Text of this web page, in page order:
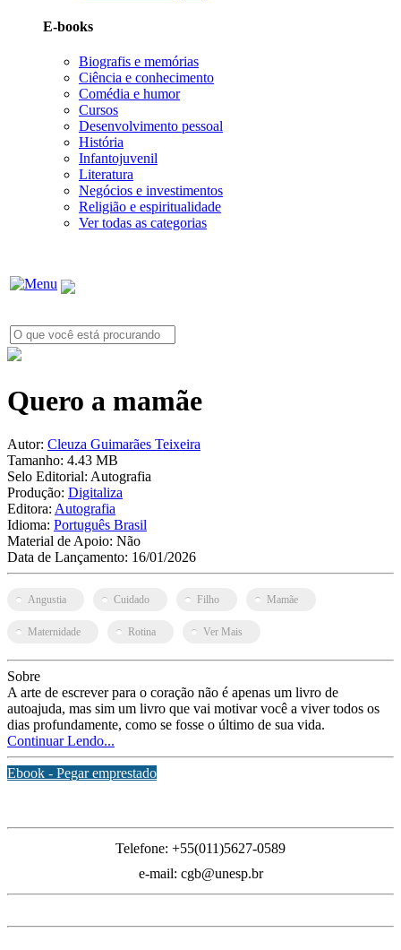
E-books
Biografis e memórias
Ciência e conhecimento
Comédia e humor
Cursos
Desenvolvimento pessoal
História
Infantojuvenil
Literatura
Negócios e investimentos
Religião e espiritualidade
Ver todas as categorias
Quero a mamãe
Autor: Cleuza Guimarães Teixeira
Tamanho: 4.43 MB
Selo Editorial: Autografia
Produção: Digitaliza
Editora: Autografia
Idioma: Português Brasil
Material de Apoio: Não
Data de Lançamento: 16/01/2026
Angustia Cuidado Filho Mamãe
Maternidade Rotina Ver Mais
Sobre
A arte de escrever para o coração não é apenas um livro de
autoajuda, mas sim um livro que vai motivar você a viver todos os
dias profundamente, como se fosse o último de sua vida.
Continuar Lendo...
Ebook - Pegar emprestado
Telefone: +55(011)5627-0589
e-mail: cgb@unesp.br